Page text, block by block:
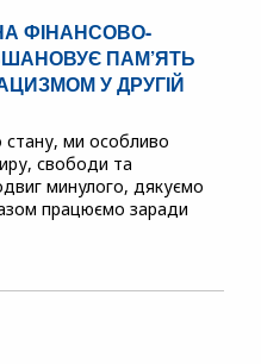
ФІНАНСОВО-
ПАМ’ЯТЬ
У ДРУГІЙ
стану, ми особливо
свободи та
минулого, дякуємо
працюємо заради